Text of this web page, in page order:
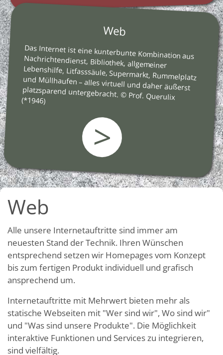
Web
Das Internet ist eine kunterbunte Kombination aus
Nachrichtendienst, Bibliothek, allgemeiner
Lebenshilfe, Litfasssäule, Supermarkt, Rummelplatz
und Müllhaufen – alles virtuell und daher äußerst
platzsparend untergebracht. © Prof. Querulix
(*1946)
>
Web
Alle unsere Internetauftritte sind immer am
neuesten Stand der Technik. Ihren Wünschen
entsprechend setzen wir Homepages vom Konzept
bis zum fertigen Produkt individuell und grafisch
ansprechend um.
Internetauftritte mit Mehrwert bieten mehr als
statische Webseiten mit "Wer sind wir", Wo sind wir"
und "Was sind unsere Produkte". Die Möglichkeit
interaktive Funktionen und Services zu integrieren,
sind vielfältig.